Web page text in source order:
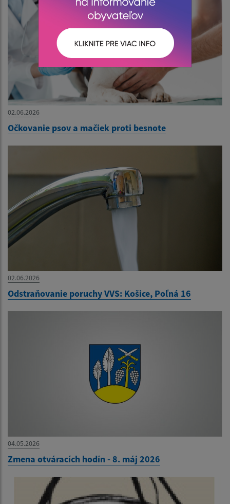
02.06.2026
Očkovanie psov a mačiek proti besnote
02.06.2026
Odstraňovanie poruchy VVS: Košice, Poľná 16
04.05.2026
Zmena otváracích hodín - 8. máj 2026